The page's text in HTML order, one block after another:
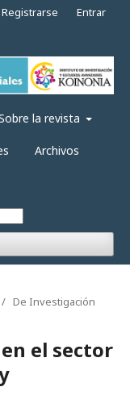
la revista
Archivos
Registrarse Entrar
/ De Investigación
el sector